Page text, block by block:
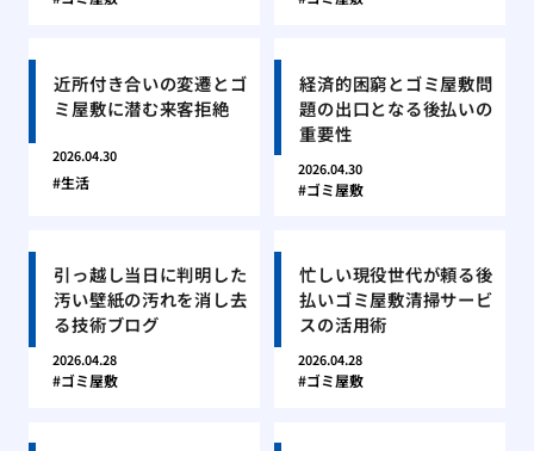
近所付き合いの変遷とゴ
ミ屋敷に潜む来客拒絶
2026.04.30
生活
経済的困窮とゴミ屋敷問
題の出口となる後払いの
重要性
2026.04.30
ゴミ屋敷
引っ越し当日に判明した
汚い壁紙の汚れを消し去
る技術ブログ
2026.04.28
ゴミ屋敷
忙しい現役世代が頼る後
払いゴミ屋敷清掃サービ
スの活用術
2026.04.28
ゴミ屋敷